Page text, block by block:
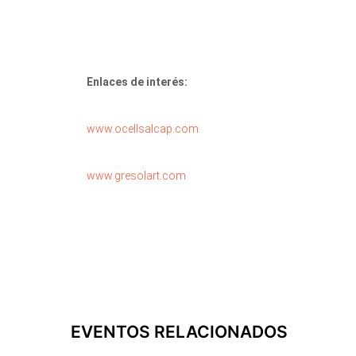
Enlaces de interés:
www.ocellsalcap.com
www.gresolart.com
EVENTOS RELACIONADOS